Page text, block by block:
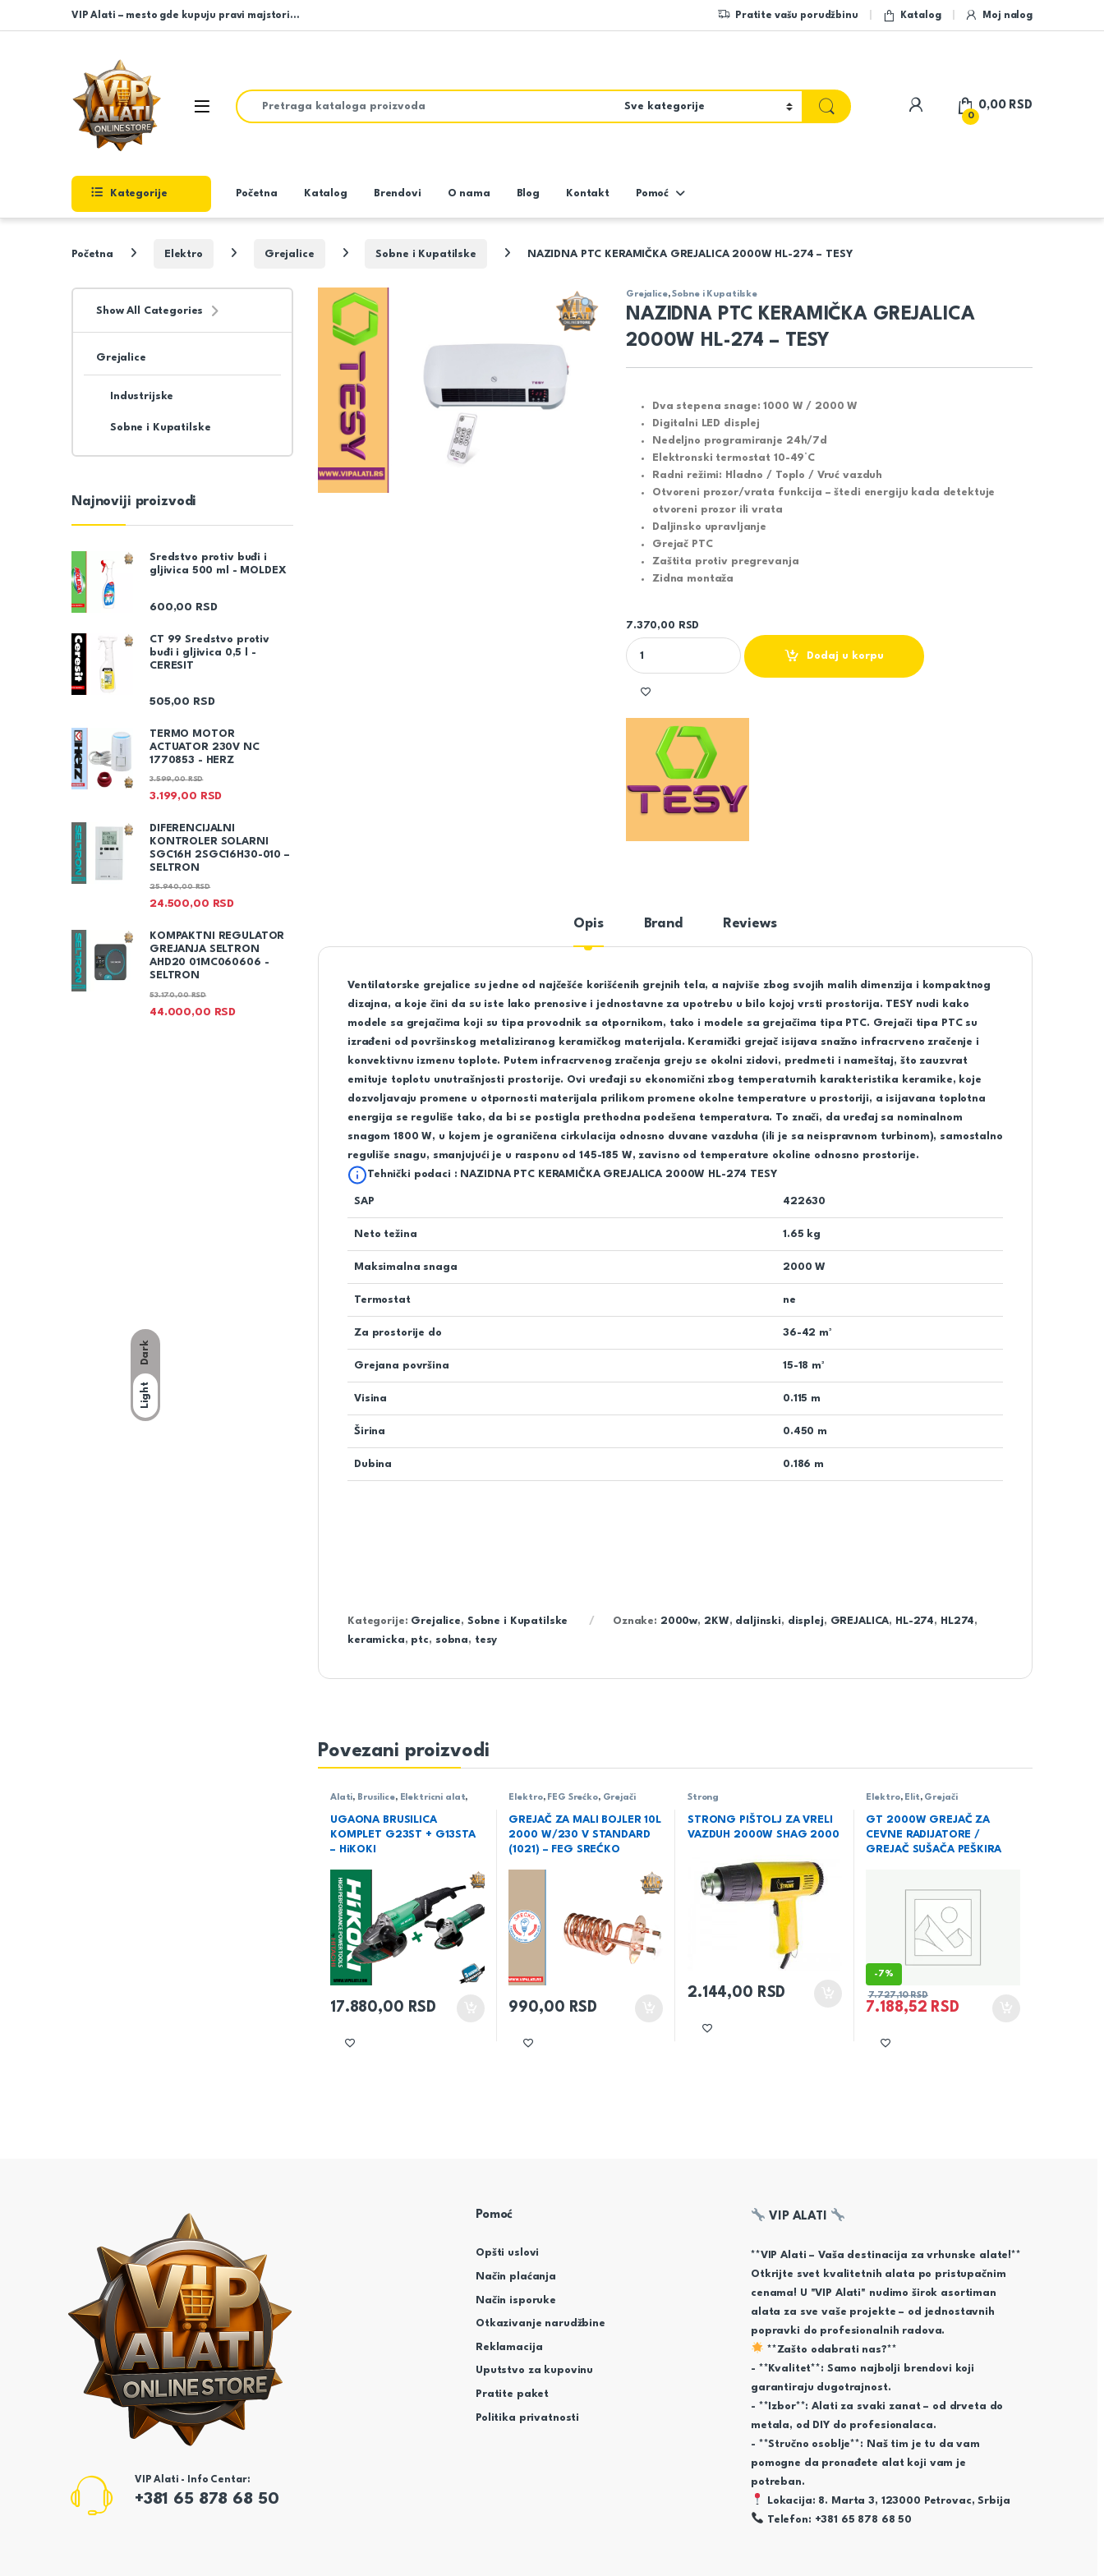
Dark
Light
Skip to navigation
Skip to content
VIP Alati – mesto gde kupuju pravi majstori… Pratite vašu porudžbinu Katalog Moj nalog
Open
Search for:
My Account
0
0,00 RSD
Kategorije Početna Katalog Brendovi O nama Blog Kontakt Pomoć
Početna Elektro Grejalice Sobne i Kupatilske NAZIDNA PTC KERAMIČKA GREJALICA 2000W HL-274 – TESY
Grejalice,Sobne i Kupatilske
NAZIDNA PTC KERAMIČKA GREJALICA
2000W HL-274 – TESY
Dva stepena snage: 1000 W / 2000 W
Digitalni LED displej
Nedeljno programiranje 24h/7d
Elektronski termostat 10-49°C
Radni režimi: Hladno / Toplo / Vruć vazduh
Otvoreni prozor/vrata funkcija – štedi energiju kada detektuje
otvoreni prozor ili vrata
Daljinsko upravljanje
Grejač PTC
Zaštita protiv pregrevanja
Zidna montaža
7.370,00
RSD
NAZIDNA PTC KERAMIČKA GREJALICA 2000W HL-274 - TESY quantity
Dodaj u korpu
Opis Brand Reviews
Ventilatorske grejalice su jedne od najčešće korišćenih grejnih tela, a najviše zbog svojih malih dimenzija i kompaktnog
dizajna, a koje čini da su iste lako prenosive i jednostavne za upotrebu u bilo kojoj vrsti prostorija. TESY nudi kako
modele sa grejačima koji su tipa provodnik sa otpornikom, tako i modele sa grejačima tipa PTC. Grejači tipa PTC su
izrađeni od površinskog metaliziranog keramičkog materijala. Keramički grejač isijava snažno infracrveno zračenje i
konvektivnu izmenu toplote. Putem infracrvenog zračenja greju se okolni zidovi, predmeti i nameštaj, što zauzvrat
emituje toplotu unutrašnjosti prostorije. Ovi uređaji su ekonomični zbog temperaturnih karakteristika keramike, koje
dozvoljavaju promene u otpornosti materijala prilikom promene okolne temperature u prostoriji, a isijavana toplotna
energija se reguliše tako, da bi se postigla prethodna podešena temperatura. To znači, da uređaj sa nominalnom
snagom 1800 W, u kojem je ograničena cirkulacija odnosno duvane vazduha (ili je sa neispravnom turbinom), samostalno
reguliše snagu, smanjujući je u rasponu od 145-185 W, zavisno od temperature okoline odnosno prostorije.
Tehnički podaci : NAZIDNA PTC KERAMIČKA GREJALICA 2000W HL-274 TESY
SAP 422630
Neto težina 1.65 kg
Maksimalna snaga 2000 W
Termostat ne
Za prostorije do 36-42 m³
Grejana površina 15-18 m²
Visina 0.115 m
Širina 0.450 m
Dubina 0.186 m
Kategorije: Grejalice, Sobne i Kupatilske Oznake: 2000w, 2KW, daljinski, displej, GREJALICA, HL-274, HL274,
keramicka, ptc, sobna, tesy
Povezani proizvodi
Alati, Brusilice, Elektricni alat,
UGAONA BRUSILICA
KOMPLET G23ST + G13STA
– HiKOKI
17.880,00 RSD
Elektro, FEG Srećko, Grejači
GREJAČ ZA MALI BOJLER 10L
2000 W/230 V STANDARD
(1021) – FEG SREĆKO
990,00 RSD
Strong
STRONG PIŠTOLJ ZA VRELI
VAZDUH 2000W SHAG 2000
2.144,00 RSD
Elektro, Elit, Grejači
GT 2000W GREJAČ ZA
CEVNE RADIJATORE /
GREJAČ SUŠAČA PEŠKIRA
-7%
7.188,52 RSD
7.727,10RSD
Show All Categories
Grejalice
Industrijske
Sobne i Kupatilske
Najnoviji proizvodi
Sredstvo protiv buđi i
gljivica 500 ml - MOLDEX
600,00 RSD
CT 99 Sredstvo protiv
buđi i gljivica 0,5 l -
CERESIT
505,00 RSD
TERMO MOTOR
ACTUATOR 230V NC
1770853 - HERZ
3.199,00 RSD
3.599,00RSD
DIFERENCIJALNI
KONTROLER SOLARNI
SGC16H 2SGC16H30-010 –
SELTRON
24.500,00 RSD
25.940,00RSD
KOMPAKTNI REGULATOR
GREJANJA SELTRON
AHD20 01MC060606 -
SELTRON
44.000,00 RSD
53.170,00RSD
VIP Alati - Info Centar:
+381 65 878 68 50
Pomoć
Opšti uslovi
Način plaćanja
Način isporuke
Otkazivanje narudžbine
Reklamacija
Uputstvo za kupovinu
Pratite paket
Politika privatnosti
VIP ALATI
**VIP Alati – Vaša destinacija za vrhunske alate!**
Otkrijte svet kvalitetnih alata po pristupačnim
cenama! U "VIP Alati" nudimo širok asortiman
alata za sve vaše projekte – od jednostavnih
popravki do profesionalnih radova.
**Zašto odabrati nas?**
- **Kvalitet**: Samo najbolji brendovi koji
garantiraju dugotrajnost.
- **Izbor**: Alati za svaki zanat – od drveta do
metala, od DIY do profesionalaca.
- **Stručno osoblje**: Naš tim je tu da vam
pomogne da pronađete alat koji vam je
potreban.
Lokacija: 8. Marta 3, 123000 Petrovac, Srbija
Telefon: +381 65 878 68 50